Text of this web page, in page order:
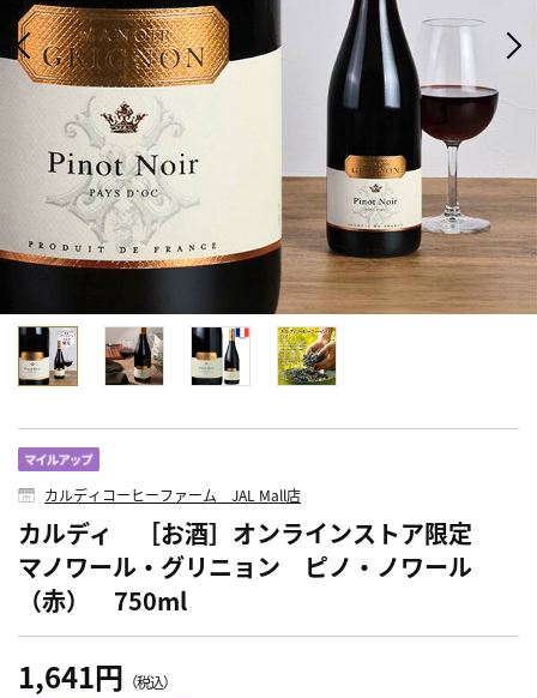
カルディコーヒーファーム JAL Mall店
カルディ ［お酒］オンラインストア限定
マノワール・グリニョン ピノ・ノワール
（赤） 750ml
1,641円 （税込）